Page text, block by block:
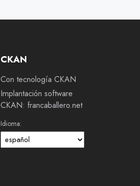
CKAN
Con tecnología CKAN
Implantación software
CKAN: francaballero.net
Idioma